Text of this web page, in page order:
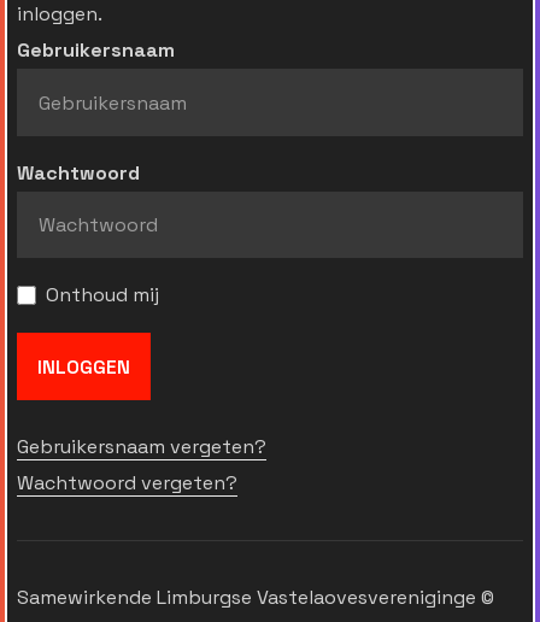
inloggen.
Gebruikersnaam
Wachtwoord
Onthoud mij
INLOGGEN
Gebruikersnaam vergeten?
Wachtwoord vergeten?
Samewirkende Limburgse Vastelaovesvereniginge ©